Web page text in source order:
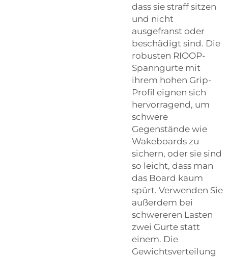
dass sie straff sitzen
und nicht
ausgefranst oder
beschädigt sind. Die
robusten RIOOP-
Spanngurte mit
ihrem hohen Grip-
Profil eignen sich
hervorragend, um
schwere
Gegenstände wie
Wakeboards zu
sichern, oder sie sind
so leicht, dass man
das Board kaum
spürt. Verwenden Sie
außerdem bei
schwereren Lasten
zwei Gurte statt
einem. Die
Gewichtsverteilung